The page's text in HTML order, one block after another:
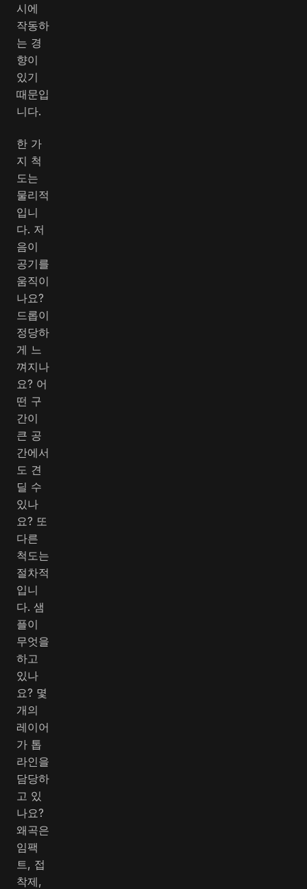
시에
작동하
는 경
향이
있기
때문입
니다.
한 가
지 척
도는
물리적
입니
다. 저
음이
공기를
움직이
나요?
드롭이
정당하
게 느
껴지나
요? 어
떤 구
간이
큰 공
간에서
도 견
딜 수
있나
요? 또
다른
척도는
절차적
입니
다. 샘
플이
무엇을
하고
있나
요? 몇
개의
레이어
가 톱
라인을
담당하
고 있
나요?
왜곡은
임팩
트, 접
착제,